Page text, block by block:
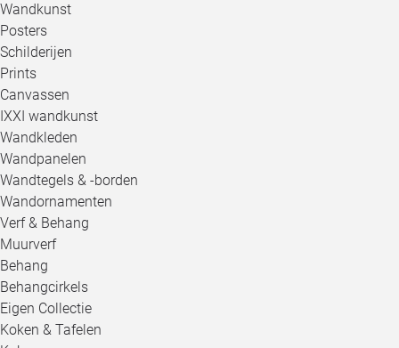
Wandkunst
Posters
Schilderijen
Prints
Canvassen
IXXI wandkunst
Wandkleden
Wandpanelen
Wandtegels & -borden
Wandornamenten
Verf & Behang
Muurverf
Behang
Behangcirkels
Eigen Collectie
Koken & Tafelen